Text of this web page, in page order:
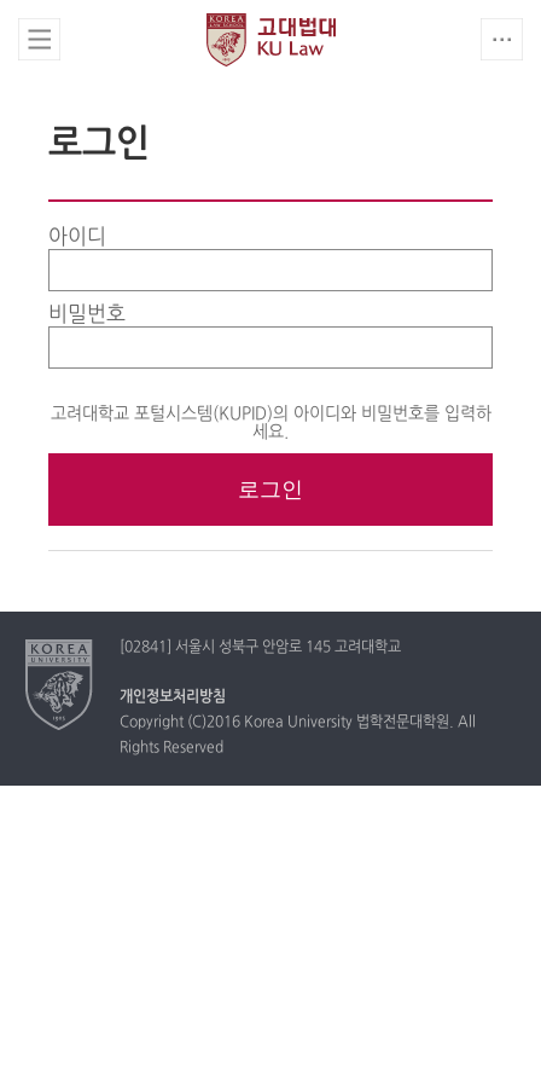
로그인
아이디
비밀번호
고려대학교 포털시스템(KUPID)의 아이디와 비밀번호를 입력하
세요.
[02841] 서울시 성북구 안암로 145 고려대학교
개인정보처리방침
Copyright (C)2016 Korea University 법학전문대학원. All
Rights Reserved